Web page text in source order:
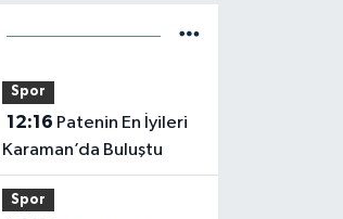
Spor
12:16
Karaman’da Buluştu
Spor